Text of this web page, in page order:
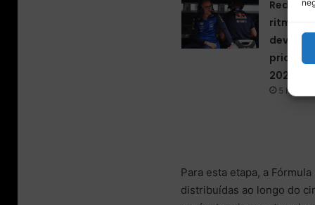
Red
ritmo de
deve
priorizar
2027
5 horas
Para esta etapa, a
distribuídas ao longo do